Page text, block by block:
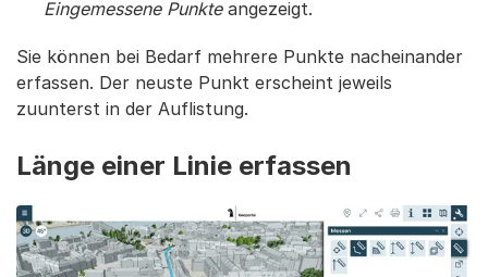
Eingemessene Punkteangezeigt.
Sie können bei Bedarf mehrere Punkte nacheinander
erfassen. Der neuste Punkt erscheint jeweils
zuunterst in der Auflistung.
Länge einer Linie erfassen